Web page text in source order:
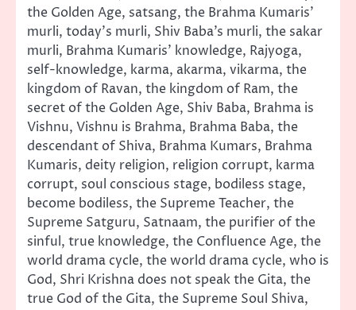
the Golden Age, satsang, the Brahma Kumaris’
murli, today’s murli, Shiv Baba’s murli, the sakar
murli, Brahma Kumaris’ knowledge, Rajyoga,
self-knowledge, karma, akarma, vikarma, the
kingdom of Ravan, the kingdom of Ram, the
secret of the Golden Age, Shiv Baba, Brahma is
Vishnu, Vishnu is Brahma, Brahma Baba, the
descendant of Shiva, Brahma Kumars, Brahma
Kumaris, deity religion, religion corrupt, karma
corrupt, soul conscious stage, bodiless stage,
become bodiless, the Supreme Teacher, the
Supreme Satguru, Satnaam, the purifier of the
sinful, true knowledge, the Confluence Age, the
world drama cycle, the world drama cycle, who is
God, Shri Krishna does not speak the Gita, the
true God of the Gita, the Supreme Soul Shiva,